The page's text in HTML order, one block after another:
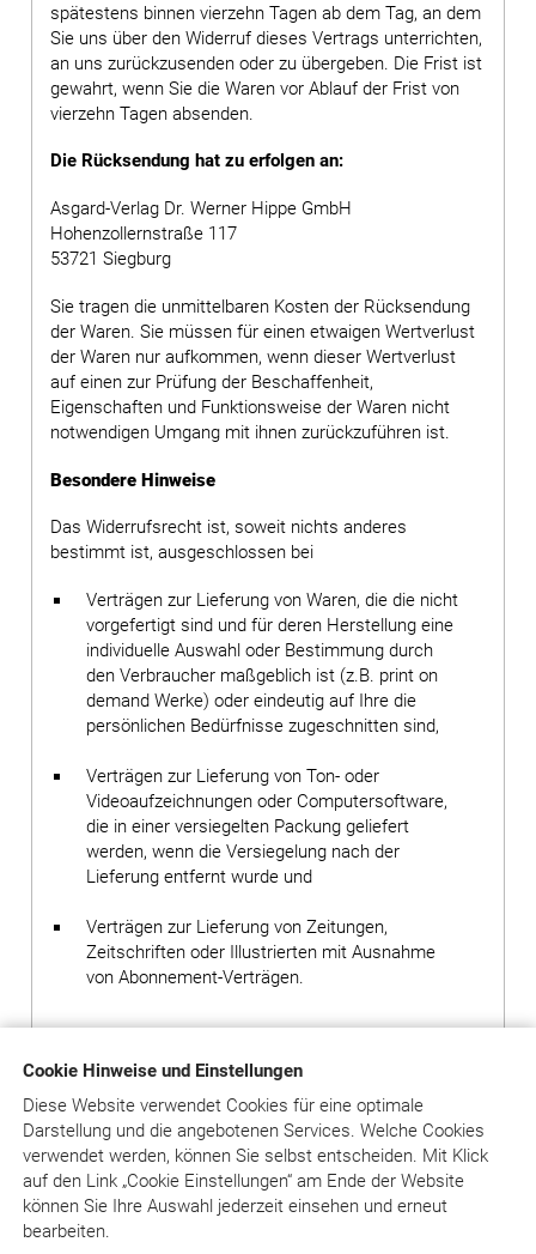
Cookie Hinweise und Einstellungen
Diese Website verwendet Cookies für eine optimale
Darstellung und die angebotenen Services. Welche Cookies
verwendet werden, können Sie selbst entscheiden. Mit Klick
aufden Link „Cookie Einstellungen“ am Ende der Website
können Sie Ihre Auswahl jederzeit einsehen und erneut
bearbeiten.
spätestens binnen vierzehn Tagen ab dem Tag, an dem
Sie uns über den Widerruf dieses Vertrags unterrichten,
an uns zurückzusenden oder zu übergeben. Die Frist ist
gewahrt, wenn Sie die Waren vor Ablauf der Frist von
vierzehn Tagen absenden.
Die Rücksendung hat zu erfolgen an:
Asgard-Verlag Dr. Werner Hippe GmbH
Hohenzollernstraße 117
53721 Siegburg
Sie tragen die unmittelbaren Kosten der Rücksendung
der Waren. Sie müssen für einen etwaigen Wertverlust
der Waren nur aufkommen, wenn dieser Wertverlust
auf einen zur Prüfung der Beschaffenheit,
Eigenschaften und Funktionsweise der Waren nicht
notwendigen Umgang mit ihnen zurückzuführen ist.
Besondere Hinweise
Das Widerrufsrecht ist, soweit nichts anderes
bestimmt ist, ausgeschlossen bei
Verträgen zur Lieferung von Waren, die die nicht
vorgefertigt sind und für deren Herstellung eine
individuelle Auswahl oder Bestimmung durch
den Verbraucher maßgeblich ist (z.B. print on
demand Werke) oder eindeutig auf Ihre die
persönlichen Bedürfnisse zugeschnitten sind,
Verträgen zur Lieferung von Ton- oder
Videoaufzeichnungen oder Computersoftware,
die in einer versiegelten Packung geliefert
werden, wenn die Versiegelung nach der
Lieferung entfernt wurde und
Verträgen zur Lieferung von Zeitungen,
Zeitschriften oder Illustrierten mit Ausnahme
von Abonnement-Verträgen.
oder eines Kommentars oder einer Online-Datenbank
(insbesondere den Diensten unter www.juradent.de)
erlischt das Widerrufsrecht des Kunden vorzeitig, wenn
der Verlag mit der Ausführung seiner Dienstleistungen
mit der ausdrücklichen Zustimmung des Kunden vor
Ende der Widerrufsfrist begonnen hat oder der Kunde
diese selbst veranlasst hat. Das ist insbesondere der